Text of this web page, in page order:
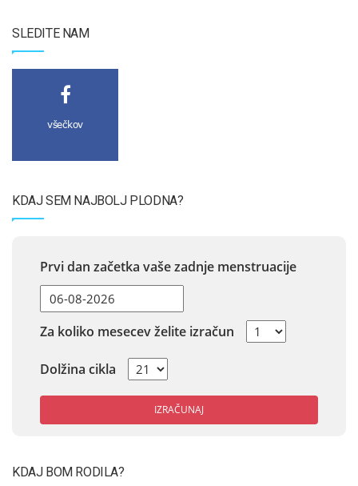
SLEDITE NAM
všečkov
KDAJ SEM NAJBOLJ PLODNA?
Prvi dan začetka vaše zadnje menstruacije
Za koliko mesecev želite izračun
Dolžina cikla
IZRAČUNAJ
KDAJ BOM RODILA?